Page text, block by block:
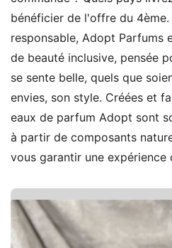
bénéficier de l'offre du
responsable, Adopt Parfums
de beauté inclusive, pensée
se sente belle, quels que
envies, son style. Créées et
eaux de parfum Adopt sont
à partir de composants
vous garantir une expérience